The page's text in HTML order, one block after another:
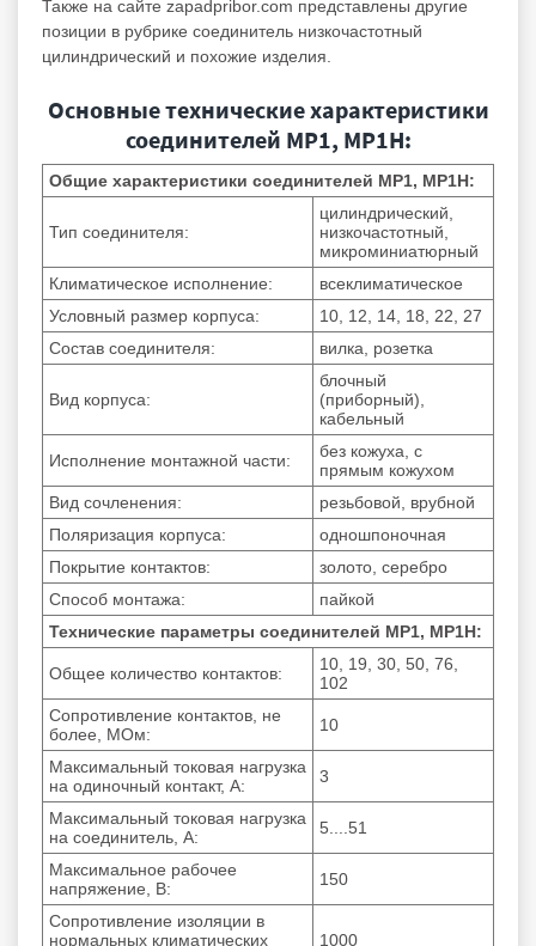
Также на сайте zapadpribor.com представлены другие
позиции в рубрике соединитель низкочастотный
цилиндрический и похожие изделия.
Основные технические характеристики
соединителей МР1, МР1Н:
Общие характеристики соединителей МР1, МР1Н:
Тип соединителя:
цилиндрический,
низкочастотный,
микроминиатюрный
Климатическое исполнение:
всеклиматическое
Условный размер корпуса:
10, 12, 14, 18, 22, 27
Состав соединителя:
вилка, розетка
Вид корпуса:
блочный
(приборный),
кабельный
Исполнение монтажной части:
без кожуха, с
прямым кожухом
Вид сочленения:
резьбовой, врубной
Поляризация корпуса:
одношпоночная
Покрытие контактов:
золото, серебро
Способ монтажа:
пайкой
Технические параметры соединителей МР1, МР1Н:
Общее количество контактов:
10, 19, 30, 50, 76,
102
Сопротивление контактов, не
более, МОм:
10
Максимальный токовая нагрузка
на одиночный контакт, А:
3
Максимальный токовая нагрузка
на соединитель, А:
5....51
Максимальное рабочее
напряжение, В:
150
Сопротивление изоляции в
нормальных климатических
1000